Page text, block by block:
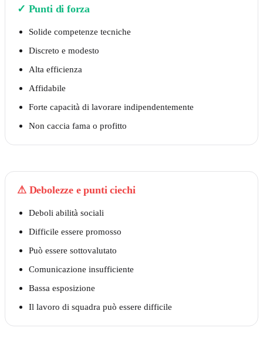
✓ Punti di forza
Solide competenze tecniche
Discreto e modesto
Alta efficienza
Affidabile
Forte capacità di lavorare indipendentemente
Non caccia fama o profitto
⚠ Debolezze e punti ciechi
Deboli abilità sociali
Difficile essere promosso
Può essere sottovalutato
Comunicazione insufficiente
Bassa esposizione
Il lavoro di squadra può essere difficile